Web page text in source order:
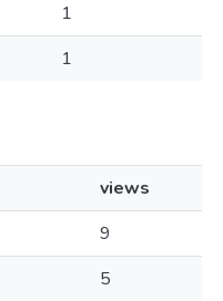
1
1
views
9
5